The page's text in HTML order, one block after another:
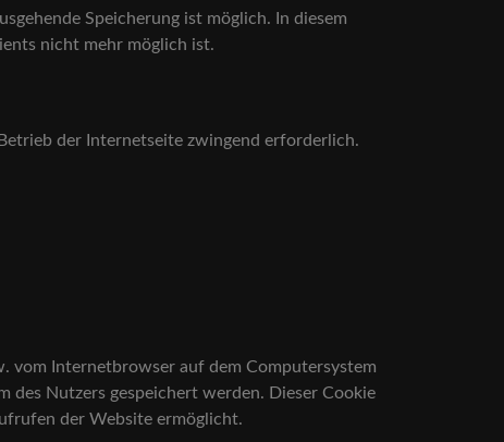
Speicherung ist möglich. In diesem
nicht mehr möglich ist.
der Internetseite zwingend erforderlich.
vom Internetbrowser auf dem Computersystem
des Nutzers gespeichert werden. Dieser Cookie
der Website ermöglicht.